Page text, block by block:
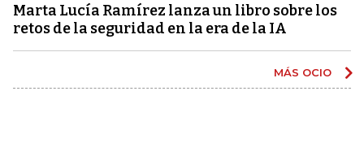
Marta Lucía Ramírez lanza un libro sobre los
retos de la seguridad en la era de la IA
MÁS OCIO